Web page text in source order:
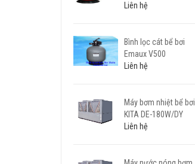
Liên hệ
Bình lọc cát bể bơi
Emaux V500
Liên hệ
Máy bơm nhiệt bể bơi
KITA DE-180W/DY
Liên hệ